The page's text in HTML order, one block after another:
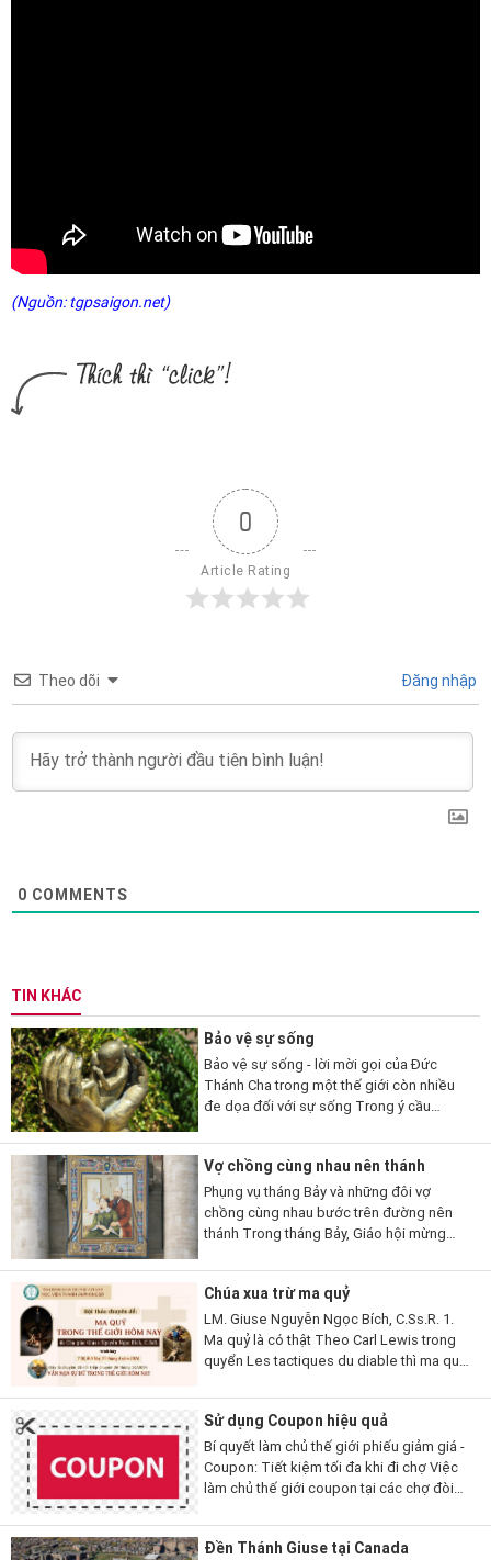
(Nguồn: tgpsaigon.net)
0
Article Rating
Theo dõi Đăng nhập
0 COMMENTS
TIN KHÁC
Bảo vệ sự sống
Bảo vệ sự sống - lời mời gọi của Đức
Thánh Cha trong một thế giới còn nhiều
đe dọa đối với sự sống Trong ý cầu
XIV mời gọi các tín hữu...
Vợ chồng cùng nhau nên thánh
Phụng vụ tháng Bảy và những đôi vợ
chồng cùng nhau bước trên đường nên
thánh Trong tháng Bảy, Giáo hội mừng
thiện thuộc nhiều thời đại và hoàn cảnh
khác...
Chúa xua trừ ma quỷ
LM. Giuse Nguyễn Ngọc Bích, C.Ss.R. 1.
Ma quỷ là có thật Theo Carl Lewis trong
quyển Les tactiques du diable thì ma quỷ
không tin có nó để nó được tự...
Sử dụng Coupon hiệu quả
Bí quyết làm chủ thế giới phiếu giảm giá -
Coupon: Tiết kiệm tối đa khi đi chợ Việc
làm chủ thế giới coupon tại các chợ đòi
động sang người...
Đền Thánh Giuse tại Canada